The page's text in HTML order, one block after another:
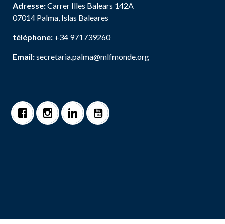
Adresse:Carrer Illes Balears 142A
07014 Palma, Islas Baleares
téléphone: +34 971739260
Email:secretaria.palma@mlfmonde.org